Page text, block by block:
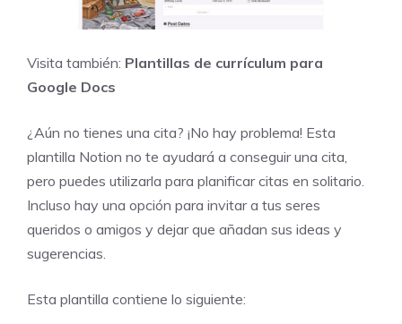
Visita también: Plantillas de currículum para
Google Docs
¿Aún no tienes una cita? ¡No hay problema! Esta
plantilla Notion no te ayudará a conseguir una cita,
pero puedes utilizarla para planificar citas en solitario.
Incluso hay una opción para invitar a tus seres
queridos o amigos y dejar que añadan sus ideas y
sugerencias.
Esta plantilla contiene lo siguiente: